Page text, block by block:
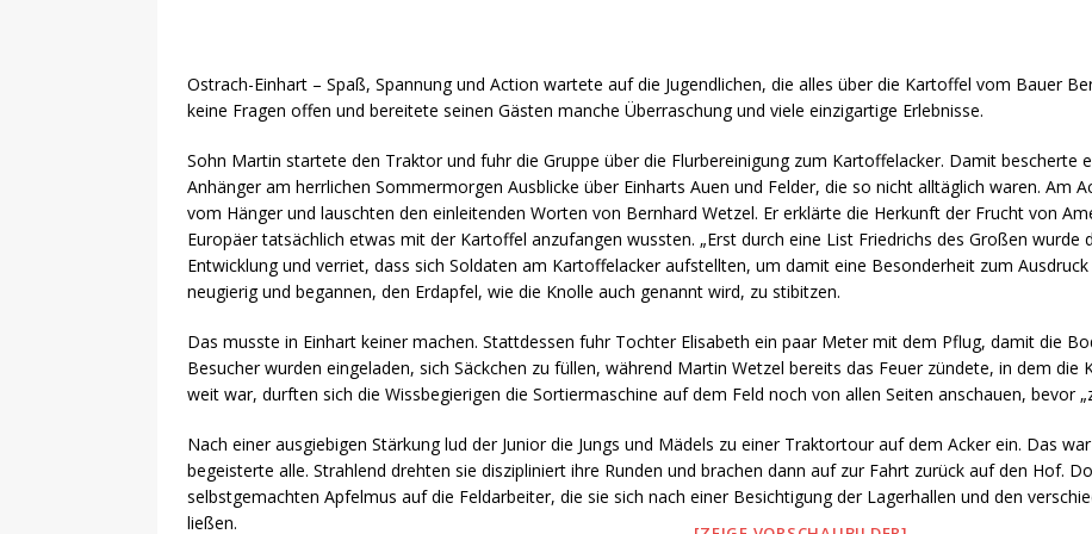
[ 17. März 2020 ] Nützliche Informationen für Unternehmen die von der Corona-Krise betroffen
[ 17. März 2020 ] Wichtige Informationen über das von der Bundesregierung veröffentlichte
[ 18. Dezember 2019 ] Der Mitarbeiter*in als Kraft für neue Konzepte und Innovationen
WIRTSCHAFT
Ostrach-Einhart – Spaß, Spannung und Action wartete auf die Jugendlichen, die alles über die Kartoffel vom Bauer
keine Fragen offen und bereitete seinen Gästen manche Überraschung und viele einzigartige Erlebnisse.
Sohn Martin startete den Traktor und fuhr die Gruppe über die Flurbereinigung zum Kartoffelacker. Damit bescherte
Anhänger am herrlichen Sommermorgen Ausblicke über Einharts Auen und Felder, die so nicht alltäglich waren. Am
vom Hänger und lauschten den einleitenden Worten von Bernhard Wetzel. Er erklärte die Herkunft der Frucht von
Europäer tatsächlich etwas mit der Kartoffel anzufangen wussten. „Erst durch eine List Friedrichs des Großen wurde
Entwicklung und verriet, dass sich Soldaten am Kartoffelacker aufstellten, um damit eine Besonderheit zum
neugierig und begannen, den Erdapfel, wie die Knolle auch genannt wird, zu stibitzen.
Das musste in Einhart keiner machen. Stattdessen fuhr Tochter Elisabeth ein paar Meter mit dem Pflug, damit die
Besucher wurden eingeladen, sich Säckchen zu füllen, während Martin Wetzel bereits das Feuer zündete, in dem
weit war, durften sich die Wissbegierigen die Sortiermaschine auf dem Feld noch von allen Seiten anschauen, bevor
Nach einer ausgiebigen Stärkung lud der Junior die Jungs und Mädels zu einer Traktortour auf dem Acker ein. Das
begeisterte alle. Strahlend drehten sie diszipliniert ihre Runden und brachen dann auf zur Fahrt zurück auf den Hof.
selbstgemachten Apfelmus auf die Feldarbeiter, die sie sich nach einer Besichtigung der Lagerhallen und den
ließen.